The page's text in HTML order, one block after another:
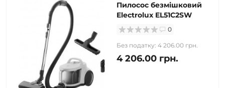
Пилосос безмішковий
Electrolux EL51C2SW
0
Без податку: 4 206.00 грн.
4 206.00 грн.